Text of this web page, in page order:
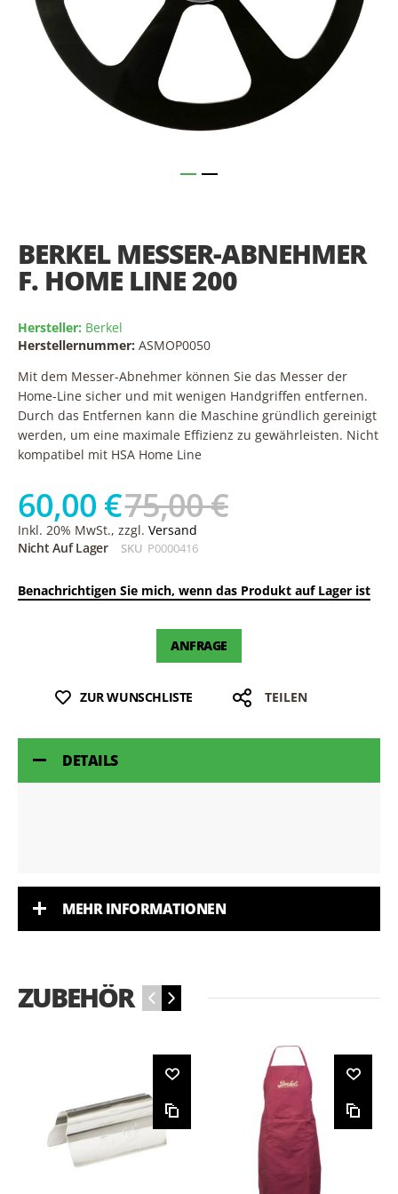
BERKEL MESSER-ABNEHMER
F. HOME LINE 200
Hersteller: Berkel
Herstellernummer: ASMOP0050
Mit dem Messer-Abnehmer können Sie das Messer der
Home-Line sicher und mit wenigen Handgriffen entfernen.
Durch das Entfernen kann die Maschine gründlich gereinigt
werden, um eine maximale Effizienz zu gewährleisten. Nicht
kompatibel mit HSA Home Line
60,00 €75,00 €
Inkl. 20% MwSt., zzgl. Versand
Nicht Auf Lager
SKU P0000416
Benachrichtigen Sie mich, wenn das Produkt auf Lager ist
ANFRAGE
ZUR WUNSCHLISTE TEILEN
beginning
of
the
gallery
DETAILS
MEHR INFORMATIONEN
ZUBEHÖR ‹ ›